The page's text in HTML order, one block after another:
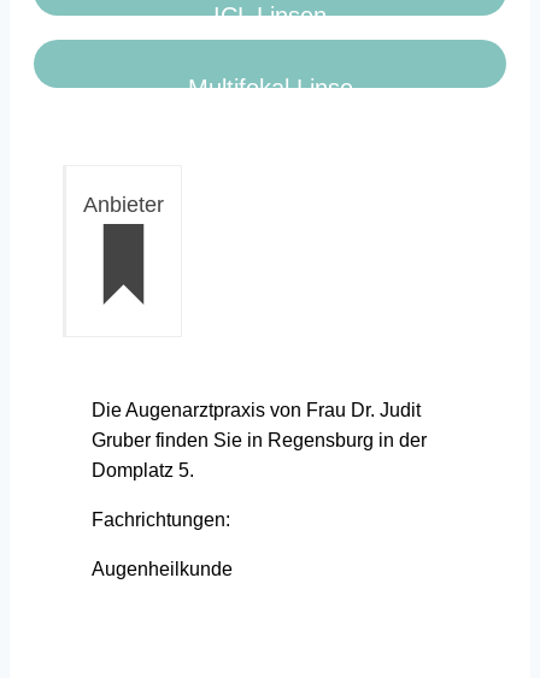
ICL Linsen
Multifokal Linse
Anbieter
Die Augenarztpraxis von Frau Dr. Judit
Gruber finden Sie in Regensburg in der
Domplatz 5.
Fachrichtungen:
Augenheilkunde